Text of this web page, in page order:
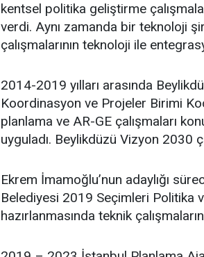
kentsel politika geliştirme
verdi. Aynı zamanda bir teknoloji
çalışmalarının teknoloji ile
2014-2019 yılları arasında
Koordinasyon ve Projeler Birimi
planlama ve AR-GE çalışmaları
uyguladı. Beylikdüzü Vizyon 2030
Ekrem İmamoğlu’nun adaylığı
Belediyesi 2019 Seçimleri Politika
hazırlanmasında teknik